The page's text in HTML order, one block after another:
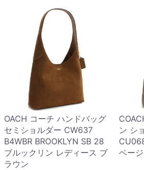
OACH コーチ ハンドバッグ
セミショルダー CW637
B4WBR BROOKLYN SB 28
ブルックリン レディース ブ
ラウン
ン シ
ベー